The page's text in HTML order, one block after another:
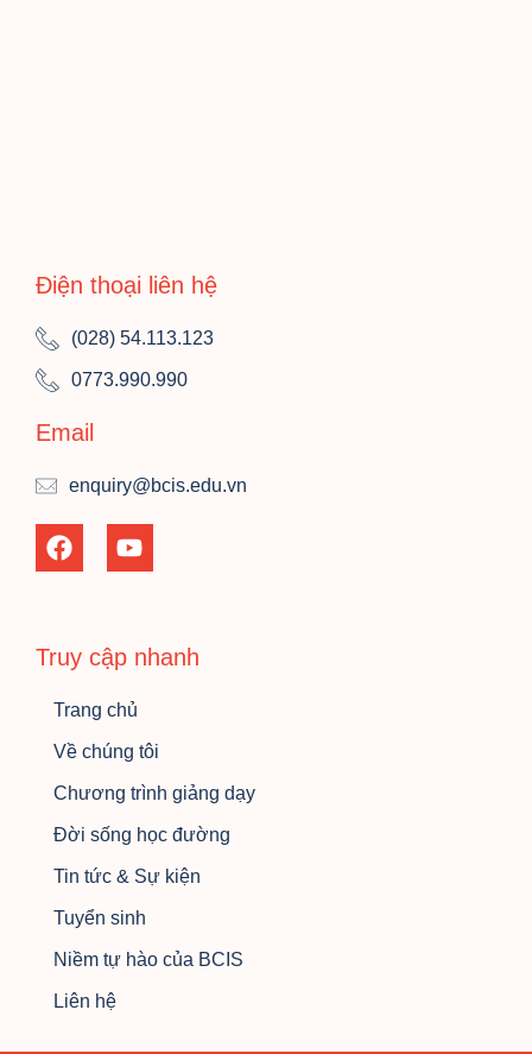
Điện thoại liên hệ
(028) 54.113.123
0773.990.990
Email
enquiry@bcis.edu.vn
Truy cập nhanh
Trang chủ
Về chúng tôi
Chương trình giảng dạy
Đời sống học đường
Tin tức & Sự kiện
Tuyển sinh
Niềm tự hào của BCIS
Liên hệ